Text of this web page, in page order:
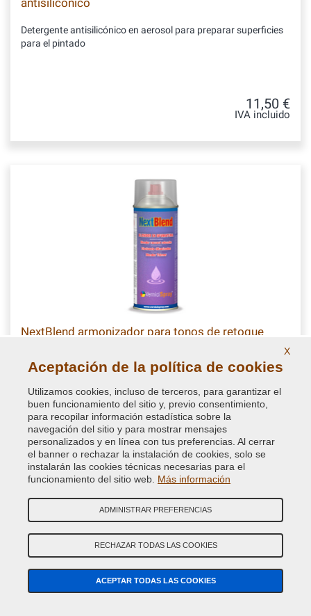
antisilicónico
Detergente antisilicónico en aerosol para preparar superficies
para el pintado
11,50 €
IVA incluido
NextBlend armonizador para tonos de retoque
Disolvente armonizador en spray para tonos para
homogeneizar el repintado de las partes de la carrocería y pulir
perfectamente la superficie coloreada, imprescindible en el
retoque del automóvill
11,86 €
IVA incluido
Comentarios
Los comentarios de quienes han comprado este producto
X
Aceptación de la política de cookies
Utilizamos cookies, incluso de terceros, para garantizar el
buen funcionamiento del sitio y, previo consentimiento,
para recopilar información estadística sobre la
navegación del sitio y para mostrar mensajes
personalizados y en línea con tus preferencias. Al cerrar
el banner o rechazar la instalación de cookies, solo se
instalarán las cookies técnicas necesarias para el
funcionamiento del sitio web. Más información
ADMINISTRAR PREFERENCIAS
RECHAZAR TODAS LAS COOKIES
ACEPTAR TODAS LAS COOKIES